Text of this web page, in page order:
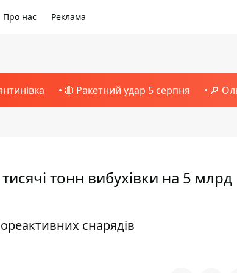
Про нас Реклама
🔴 Ракетний удар 5 серпня 🔎
тонн вибухівки на 5 млрд
снарядів